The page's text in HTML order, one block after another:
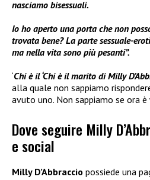
nasciamo bisessuali.
Io ho aperto una porta che non
trovata bene? La parte sessuale-
ma nella vita sono più pesanti”.
‘Chi è il ‘Chi è il marito di Milly
alla quale non sappiamo
avuto uno. Non sappiamo se ora è
Dove seguire Milly
e social
Milly D’Abbraccio possiede una